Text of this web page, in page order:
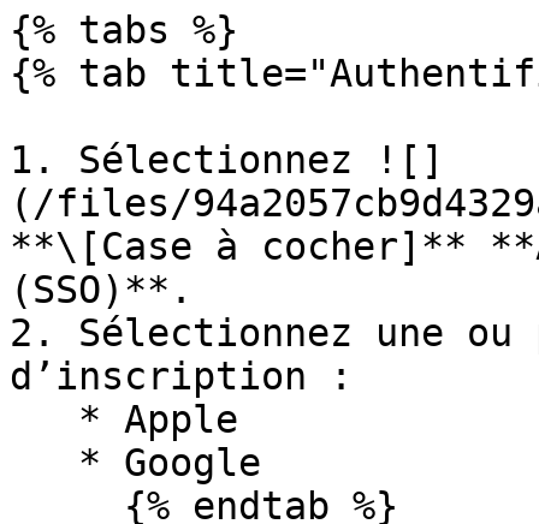
{% tabs %}
{% tab
1. Sélectionnez ![]
(/files/
**\[Case à cocher]**
(SSO)**.
2. Sélectionnez une ou
d’inscription :